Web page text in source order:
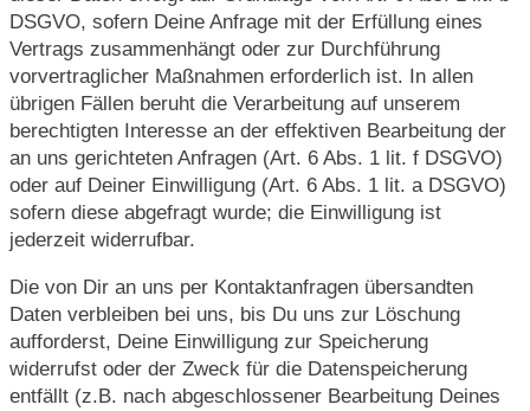
DSGVO, sofern Deine Anfrage mit der Erfüllung eines
Vertrags zusammenhängt oder zur Durchführung
vorvertraglicher Maßnahmen erforderlich ist. In allen
übrigen Fällen beruht die Verarbeitung auf unserem
berechtigten Interesse an der effektiven Bearbeitung der
an uns gerichteten Anfragen (Art. 6 Abs. 1 lit. f DSGVO)
oder auf Deiner Einwilligung (Art. 6 Abs. 1 lit. a DSGVO)
sofern diese abgefragt wurde; die Einwilligung ist
jederzeit widerrufbar.
Die von Dir an uns per Kontaktanfragen übersandten
Daten verbleiben bei uns, bis Du uns zur Löschung
aufforderst, Deine Einwilligung zur Speicherung
widerrufst oder der Zweck für die Datenspeicherung
entfällt (z.B. nach abgeschlossener Bearbeitung Deines